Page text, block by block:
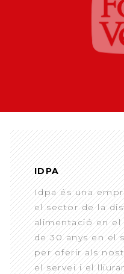
IDPA
Idpa és una
el sector de la
alimentació en
de 30 anys en el
per oferir als
el servei i el